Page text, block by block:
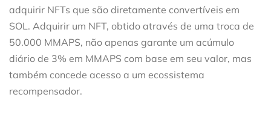
adquirir NFTs que são diretamente convertíveis em
SOL. Adquirir um NFT, obtido através de uma troca de
50.000 MMAPS, não apenas garante um acúmulo
diário de 3% em MMAPS com base em seu valor, mas
também concede acesso a um ecossistema
recompensador.